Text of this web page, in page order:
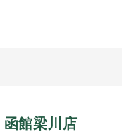
館梁川店